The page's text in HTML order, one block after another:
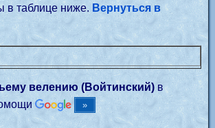
в таблице ниже. Вернуться в
велению (Войтинский) в